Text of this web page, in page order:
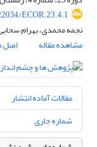
ECOR.23.4.1
نجمه محمدی، بهرام
مشاهده مقاله
اصل
مقالات آماده انتشار
شماره جاری